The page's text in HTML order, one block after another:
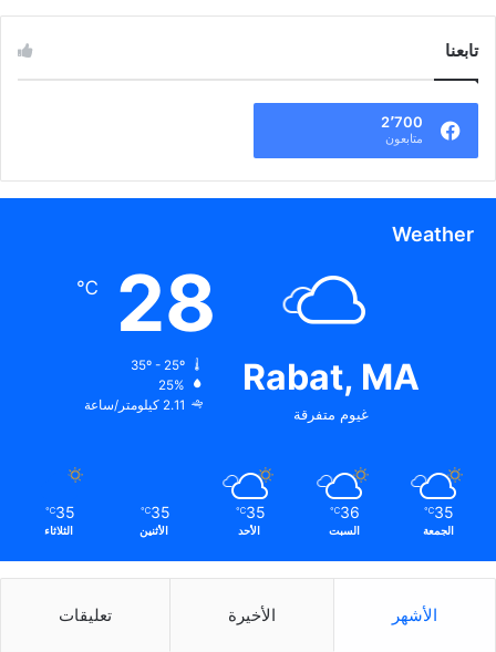
تابعنا
2٬700
متابعون
Weather
Rabat, MA
غيوم متفرقة
28
℃
25%
2.11 كيلومتر/ساعة
35
℃
الجمعة
36
℃
السبت
35
℃
الأحد
35
℃
الأثنين
35
℃
الثلاثاء
الأشهر الأخيرة تعليقات